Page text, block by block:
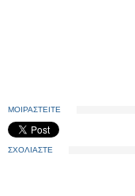
ΜΟΙΡΑΣΤΕΙΤΕ
ΣΧΟΛΙΑΣΤΕ